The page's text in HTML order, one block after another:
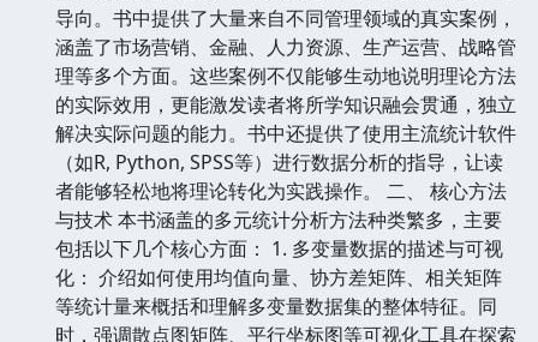
导向。书中提供了大量来自不同管理领域的真实案例，
涵盖了市场营销、金融、人力资源、生产运营、战略管
理等多个方面。这些案例不仅能够生动地说明理论方法
的实际效用，更能激发读者将所学知识融会贯通，独立
解决实际问题的能力。书中还提供了使用主流统计软件
（如R, Python, SPSS等）进行数据分析的指导，让读
者能够轻松地将理论转化为实践操作。 二、 核心方法
与技术 本书涵盖的多元统计分析方法种类繁多，主要
包括以下几个核心方面： 1. 多变量数据的描述与可视
化： 介绍如何使用均值向量、协方差矩阵、相关矩阵
等统计量来概括和理解多变量数据集的整体特征。同
时，强调散点图矩阵、平行坐标图等可视化工具在探索